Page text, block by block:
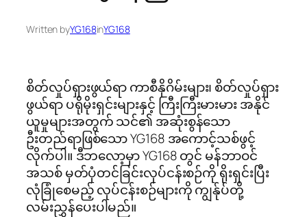
Written byYG168inYG168
စိတ်လှုပ်ရှားဖွယ်ရာ ကာစီနိုဂိမ်းများ၊ စိတ်လှုပ်ရှား
ဖွယ်ရာ ပရိုမိုးရှင်းများနှင့် ကြီးကြီးမားမား အနိုင်
ယူမှုများအတွက် သင်၏ အဆုံးစွန်သော
ဦးတည်ရာဖြစ်သော YG168 အကောင့်သစ်ဖွင့်
လိုက်ပါ။ ဒီဘလော့မှာ YG168 တွင် မန်ဘာဝင်
အသစ် မှတ်ပုံတင်ခြင်းလုပ်ငန်းစဉ်ကို ရိုးရှင်းပြီး
လုံခြုံစေမည့် လုပ်ငန်းစဉ်များကို ကျွန်ုပ်တို့
လမ်းညွှန်ပေးပါမည်။